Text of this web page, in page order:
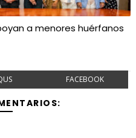
a menores huérfanos
FACEBOOK